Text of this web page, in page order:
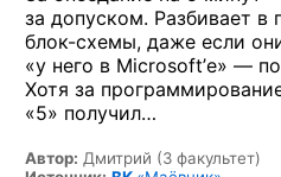
за допуском. Разбивает в
блок-схемы, даже если
«у него в Microsoft’е» —
Хотя за
«5» получил…
Автор: Дмитрий (3 факультет)